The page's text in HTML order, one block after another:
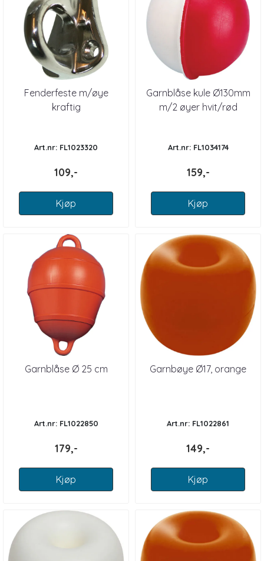
Fenderfeste m/øye
kraftig
Art.nr: FL1023320
109,-
Kjøp
Garnblåse kule Ø130mm
m/2 øyer hvit/rød
Art.nr: FL1034174
159,-
Kjøp
Garnblåse Ø 25 cm
Art.nr: FL1022850
179,-
Kjøp
Garnbøye Ø17, orange
Art.nr: FL1022861
149,-
Kjøp